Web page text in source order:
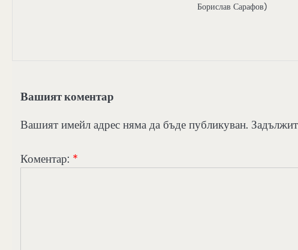
Борислав Сарафов)
Вашият коментар
Вашият имейл адрес няма да бъде публикуван.
Коментар: *